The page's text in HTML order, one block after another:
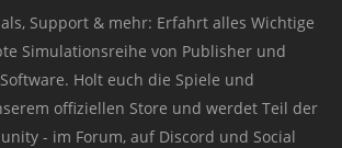
Support & mehr: Erfahrt alles Wichtige
Simulationsreihe von Publisher und
Holt euch die Spiele und
offiziellen Store und werdet Teil der
- im Forum, auf Discord und Social